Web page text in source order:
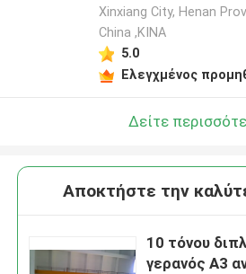
Xinxiang City, Henan
China ,ΚΙΝΑ
5.0
Ελεγχμένος
Δείτε
Αποκτήστε την
10 τόνου
γερανός A3